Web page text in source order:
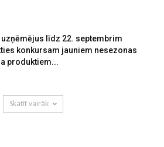
līdz 22. septembrim
konkursam jauniem nesezonas
produktiem...
Skatīt vairāk